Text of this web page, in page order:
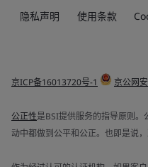
隐私声明 使用条款
京ICP备16013720号-1 京公网
公正性是BSI提供服务的指导原则
动中都做到公平和公正。也即是说